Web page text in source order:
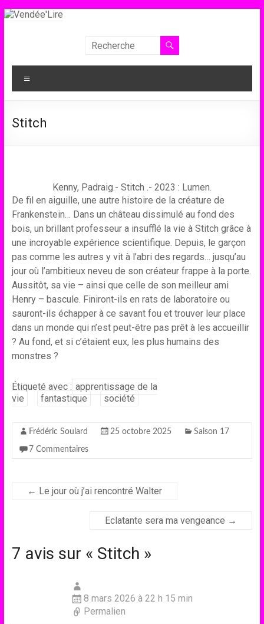
Aller
Vendée'Lire
Le
prix
collégiens
Stitch
Kenny, Padraig.- Stitch .- 2023 : Lumen.
De fil en aiguille, une autre histoire de la créature de
Frankenstein… Dans un château dissimulé au fond des
bois, un brillant professeur a insufflé la vie à Stitch grâce à
une incroyable expérience scientifique. Depuis, le garçon
pas comme les autres y vit à l’abri des regards… jusqu’au
jour où l’ambitieux neveu de son créateur frappe à la porte.
Aussitôt, sa vie – ainsi que celle de son meilleur ami
Henry – bascule. Finiront-ils en rats de laboratoire ou
sauront-ils échapper à ce savant fou et trouver leur place
dans un monde qui n’est peut-être pas prêt à les accueillir
? Au fond, et si c’étaient eux, les plus humains des
monstres ?
Étiqueté avec : apprentissage de la
vie
fantastique société
Frédéric Soulard 25 octobre 2025 Saison 17
7 Commentaires
← Le jour où j’ai rencontré Walter
Eclatante sera ma vengeance →
7 avis sur « Stitch »
8 mars 2026 à 22 h 15 min
Permalien